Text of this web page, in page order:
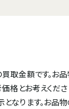
取金額です。お
格とお考えくだ
なります。お品